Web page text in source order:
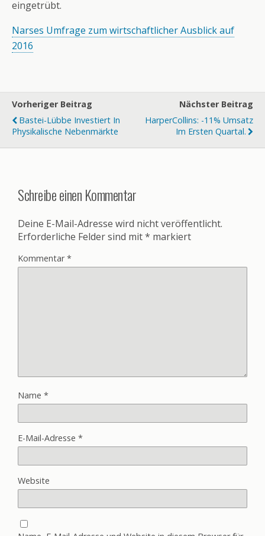
eingetrübt.
Narses Umfrage zum wirtschaftlicher Ausblick auf
2016
Vorheriger Beitrag
Bastei-Lübbe Investiert In
Physikalische Nebenmärkte
Nächster Beitrag
HarperCollins: -11% Umsatz
Im Ersten Quartal.
Schreibe einen Kommentar
Deine E-Mail-Adresse wird nicht veröffentlicht.
Erforderliche Felder sind mit* markiert
Kommentar*
Name *
E-Mail-Adresse *
Website